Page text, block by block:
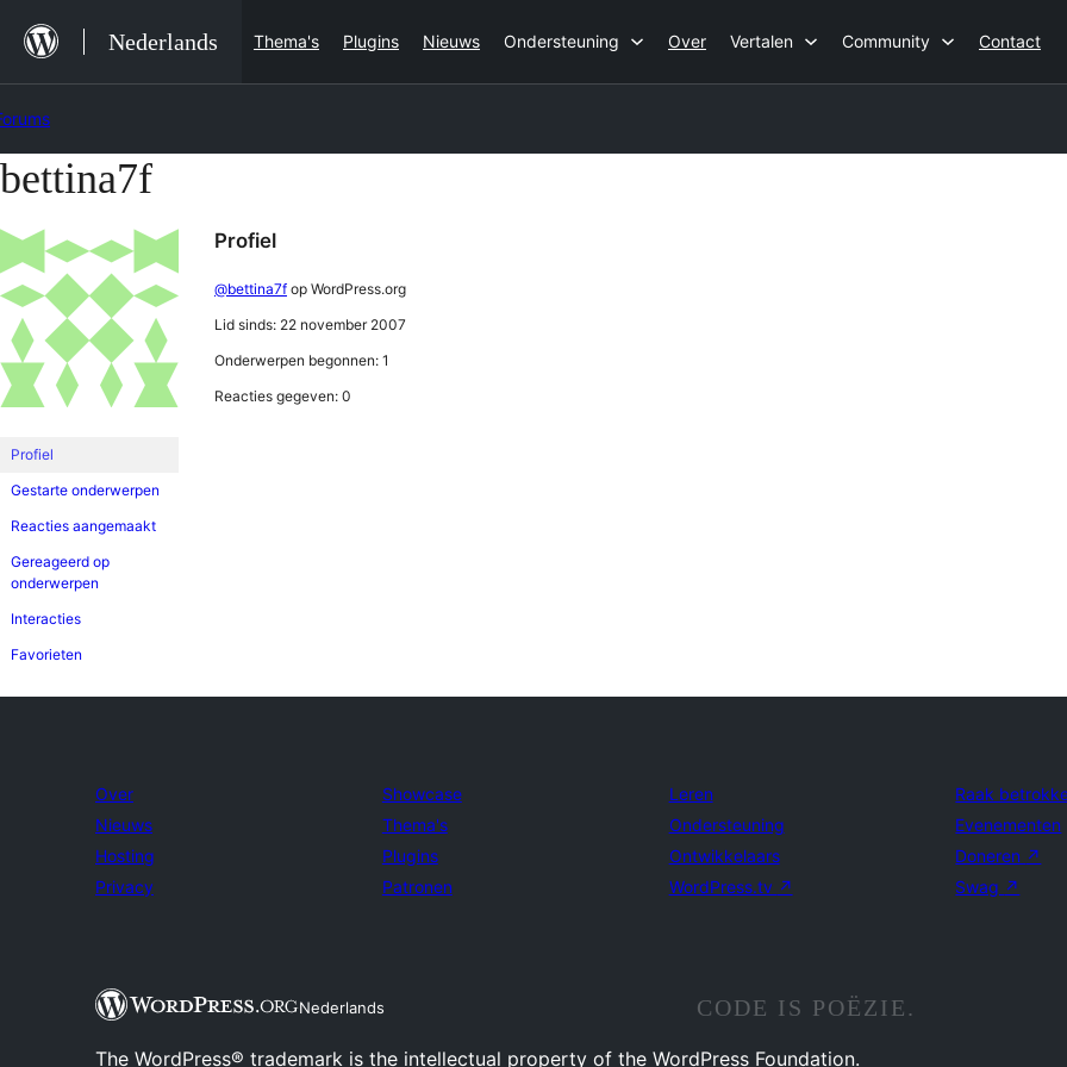
naar
de
inhoud
Nederlands Thema's Plugins Nieuws Ondersteuning Over Vertalen Community Contact
Ga
de
inhoud
bettina7f
Profiel
Gestarte onderwerpen
Reacties aangemaakt
Gereageerd op
onderwerpen
Interacties
Favorieten
Profiel
@bettina7f op WordPress.org
Lid sinds: 22 november 2007
Onderwerpen begonnen: 1
Reacties gegeven: 0
Over
Nieuws
Hosting
Privacy
Showcase
Thema's
Plugins
Patronen
Leren
Ondersteuning
Ontwikkelaars
WordPress.tv ↗
Raak
Evenementen
Doneren ↗
Swag ↗
Nederlands CODE IS POËZIE.
The WordPress® trademark is the intellectual property of the WordPress Foundation.